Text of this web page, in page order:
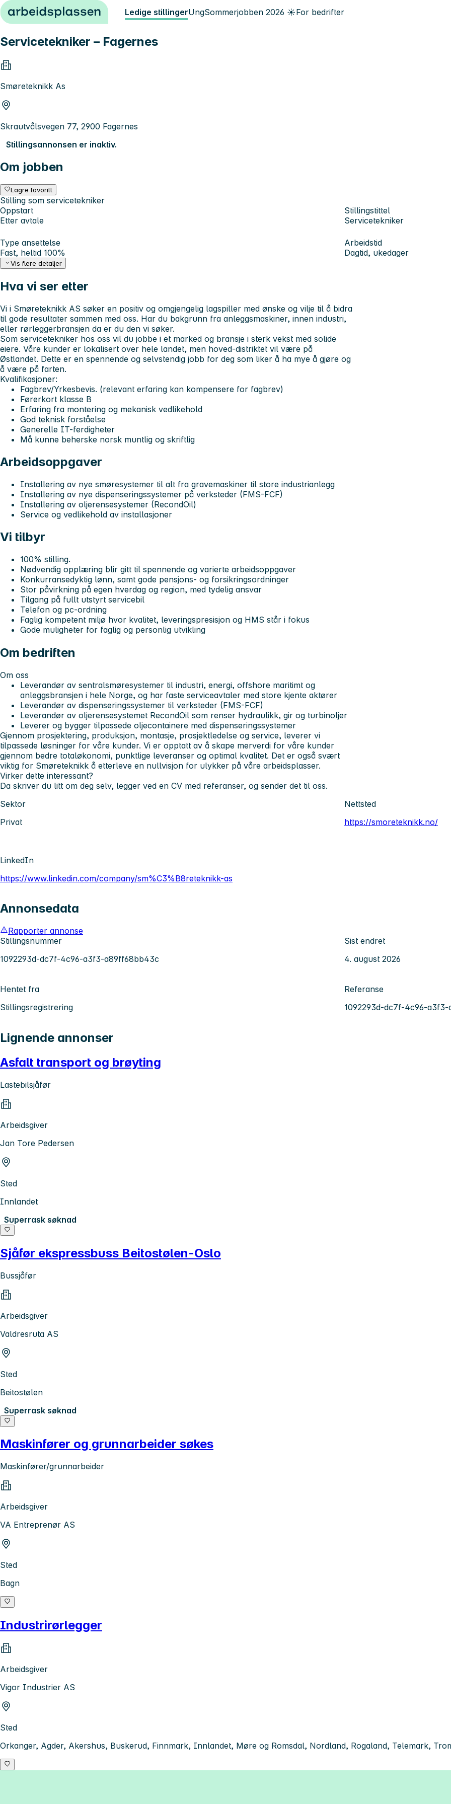
Hopp til innhold Ledige stillingerUngSommerjobben 2026 ☀️For bedrifter
Servicetekniker – Fagernes
Smøreteknikk As
Skrautvålsvegen 77, 2900 Fagernes
Stillingsannonsen er inaktiv.
Om jobben
Lagre favoritt
Stilling som servicetekniker
Oppstart
Etter avtale
Stillingstittel
Servicetekniker
Type ansettelse
Fast, heltid 100%
Arbeidstid
Dagtid, ukedager
Vis flere detaljer
Hva vi ser etter
Vi i Smøreteknikk AS søker en positiv og omgjengelig lagspiller med ønske og vilje til å bidra
til gode resultater sammen med oss. Har du bakgrunn fra anleggsmaskiner, innen industri,
eller rørleggerbransjen da er du den vi søker.
Som servicetekniker hos oss vil du jobbe i et marked og bransje i sterk vekst med solide
eiere. Våre kunder er lokalisert over hele landet, men hoved-distriktet vil være på
Østlandet. Dette er en spennende og selvstendig jobb for deg som liker å ha mye å gjøre og
å være på farten.
Kvalifikasjoner:
Fagbrev/Yrkesbevis. (relevant erfaring kan kompensere for fagbrev)
Førerkort klasse B
Erfaring fra montering og mekanisk vedlikehold
God teknisk forståelse
Generelle IT-ferdigheter
Må kunne beherske norsk muntlig og skriftlig
Arbeidsoppgaver
Installering av nye smøresystemer til alt fra gravemaskiner til store industrianlegg
Installering av nye dispenseringssystemer på verksteder (FMS-FCF)
Installering av oljerensesystemer (RecondOil)
Service og vedlikehold av installasjoner
Vi tilbyr
100% stilling.
Nødvendig opplæring blir gitt til spennende og varierte arbeidsoppgaver
Konkurransedyktig lønn, samt gode pensjons- og forsikringsordninger
Stor påvirkning på egen hverdag og region, med tydelig ansvar
Tilgang på fullt utstyrt servicebil
Telefon og pc-ordning
Faglig kompetent miljø hvor kvalitet, leveringspresisjon og HMS står i fokus
Gode muligheter for faglig og personlig utvikling
Om bedriften
Om oss
Leverandør av sentralsmøresystemer til industri, energi, offshore maritimt og
anleggsbransjen i hele Norge, og har faste serviceavtaler med store kjente aktører
Leverandør av dispenseringssystemer til verksteder (FMS-FCF)
Leverandør av oljerensesystemet RecondOil som renser hydraulikk, gir og turbinoljer
Leverer og bygger tilpassede oljecontainere med dispenseringssystemer
Gjennom prosjektering, produksjon, montasje, prosjektledelse og service, leverer vi
tilpassede løsninger for våre kunder. Vi er opptatt av å skape merverdi for våre kunder
gjennom bedre totaløkonomi, punktlige leveranser og optimal kvalitet. Det er også svært
viktig for Smøreteknikk å etterleve en nullvisjon for ulykker på våre arbeidsplasser.
Virker dette interessant?
Da skriver du litt om deg selv, legger ved en CV med referanser, og sender det til oss.
Sektor
Privat
Nettsted
https://smoreteknikk.no/
LinkedIn
https://www.linkedin.com/company/sm%C3%B8reteknikk-as
Annonsedata
Rapporter annonse
Stillingsnummer
1092293d-dc7f-4c96-a3f3-a89ff68bb43c
Sist endret
4. august 2026
Hentet fra
Stillingsregistrering
Referanse
1092293d-dc7f-4c96-
Lignende annonser
Asfalt transport og brøyting
Lastebilsjåfør
Arbeidsgiver
Jan Tore Pedersen
Sted
Innlandet
Superrask søknad
Sjåfør ekspressbuss Beitostølen-Oslo
Bussjåfør
Arbeidsgiver
Valdresruta AS
Sted
Beitostølen
Superrask søknad
Maskinfører og grunnarbeider søkes
Maskinfører/grunnarbeider
Arbeidsgiver
VA Entreprenør AS
Sted
Bagn
Industrirørlegger
Arbeidsgiver
Vigor Industrier AS
Sted
Orkanger, Agder, Akershus, Buskerud, Finnmark, Innlandet, Møre og Romsdal, Nordland, Rogaland, Telemark,